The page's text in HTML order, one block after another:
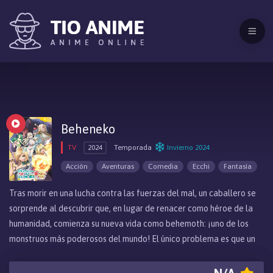
Beheneko
TV 2024 Temporada Invierno 2024
Acción Aventuras Comedia Ecchi Fantasía
Tras morir en una lucha contra las fuerzas del mal, un caballero se
sorprende al descubrir que, en lugar de renacer como héroe de la
humanidad, comienza su nueva vida como behemoth: ¡uno de los
monstruos más poderosos del mundo! El único problema es que un
doméstico?! Las cosas se ponen aún más confusas cuando una bella